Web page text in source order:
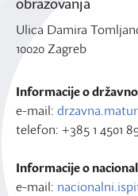
Ulica Damira
10020 Zagreb
Informacije o
e-mail:
telefon: +385 1 4501
Informacije o
e-mail: